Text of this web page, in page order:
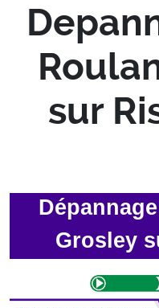
sur
Grosley